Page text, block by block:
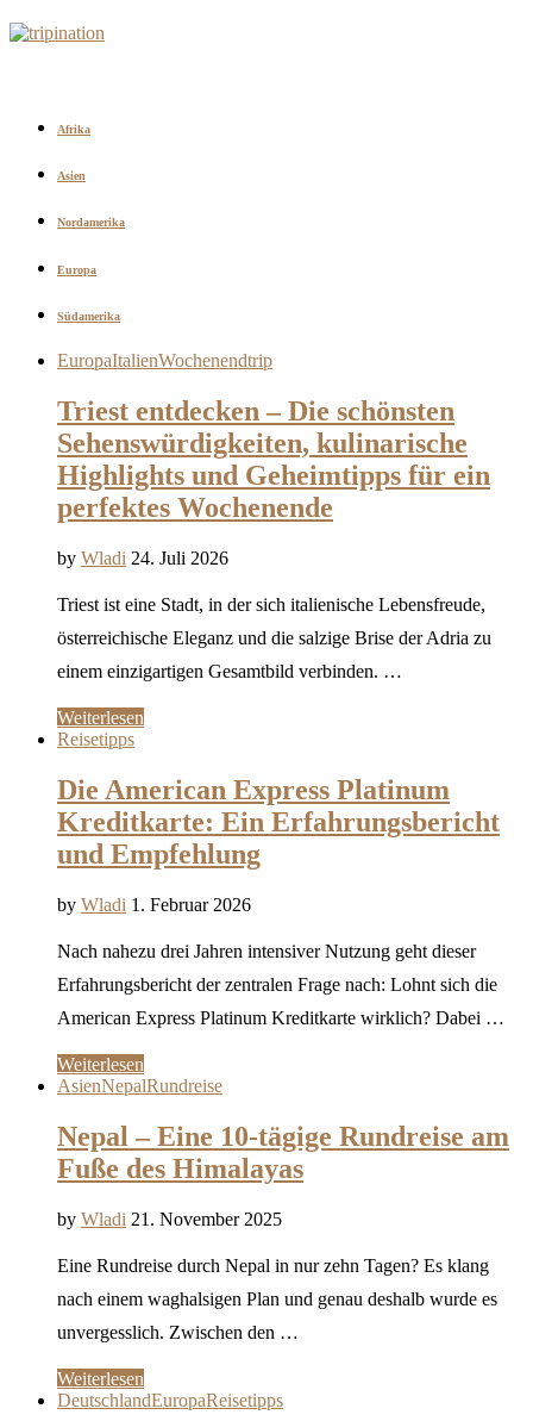
Afrika
Asien
Nordamerika
Europa
Südamerika
EuropaItalienWochenendtrip
Triest entdecken – Die schönsten
Sehenswürdigkeiten, kulinarische
Highlights und Geheimtipps für ein
perfektes Wochenende
by Wladi 24. Juli 2026
Triest ist eine Stadt, in der sich italienische Lebensfreude,
österreichische Eleganz und die salzige Brise der Adria zu
einem einzigartigen Gesamtbild verbinden. …
Weiterlesen
Reisetipps
Die American Express Platinum
Kreditkarte: Ein Erfahrungsbericht
und Empfehlung
by Wladi 1. Februar 2026
Nach nahezu drei Jahren intensiver Nutzung geht dieser
Erfahrungsbericht der zentralen Frage nach: Lohnt sich die
American Express Platinum Kreditkarte wirklich? Dabei …
Weiterlesen
AsienNepalRundreise
Nepal – Eine 10-tägige Rundreise am
Fuße des Himalayas
by Wladi 21. November 2025
Eine Rundreise durch Nepal in nur zehn Tagen? Es klang
nach einem waghalsigen Plan und genau deshalb wurde es
unvergesslich. Zwischen den …
Weiterlesen
DeutschlandEuropaReisetipps